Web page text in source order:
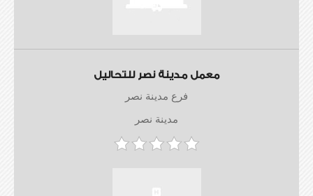
معمل مدينة نصر للتحاليل
فرع مدينة نصر
مدينة نصر